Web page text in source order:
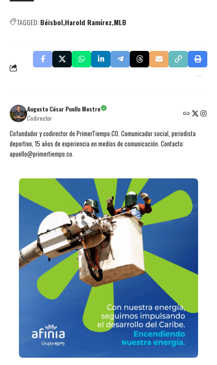
TAGGED:Béisbol Harold Ramírez MLB
Augusto César Puello Mestre
Codirector
Cofundador y codirector de PrimerTiempo.CO. Comunicador social, periodista
deportivo, 15 años de experiencia en medios de comunicación. Contacto:
apuello@primertiempo.co.